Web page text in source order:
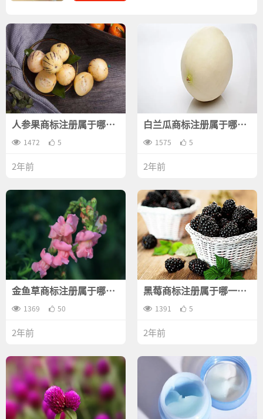
人参果商标注册属于哪一
类？
1472 5
2年前
白兰瓜商标注册属于哪一
类？
1575 5
2年前
金鱼草商标注册属于哪一
1369 50
2年前
黑莓商标注册属于哪一
类？
1391 5
2年前